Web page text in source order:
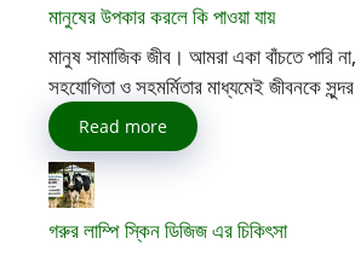
মানুষের উপকার করলে কি পাওয়া যায়
মানুষ সামাজিক জীব। আমরা একা বাঁচতে পারি
সহযোগিতা ও সহমর্মিতার মাধ্যমেই জীবনকে
Read more
গরুর লাম্পি স্কিন ডিজিজ এর চিকিৎসা